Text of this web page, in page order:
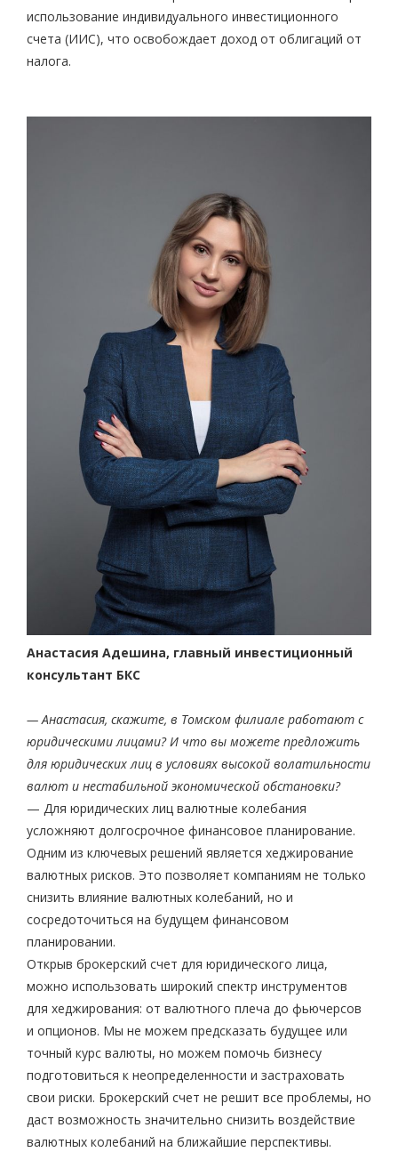
использование индивидуального инвестиционного
счета (ИИС), что освобождает доход от облигаций от
налога.
Анастасия Адешина, главный инвестиционный
консультант БКС
— Анастасия, скажите, в Томском филиале работают с
юридическими лицами? И что вы можете предложить
для юридических лиц в условиях высокой волатильности
валют и нестабильной экономической обстановки?
— Для юридических лиц валютные колебания
усложняют долгосрочное финансовое планирование.
Одним из ключевых решений является хеджирование
валютных рисков. Это позволяет компаниям не только
снизить влияние валютных колебаний, но и
сосредоточиться на будущем финансовом
планировании.
Открыв брокерский счет для юридического лица,
можно использовать широкий спектр инструментов
для хеджирования: от валютного плеча до фьючерсов
и опционов. Мы не можем предсказать будущее или
точный курс валюты, но можем помочь бизнесу
подготовиться к неопределенности и застраховать
свои риски. Брокерский счет не решит все проблемы, но
даст возможность значительно снизить воздействие
валютных колебаний на ближайшие перспективы.